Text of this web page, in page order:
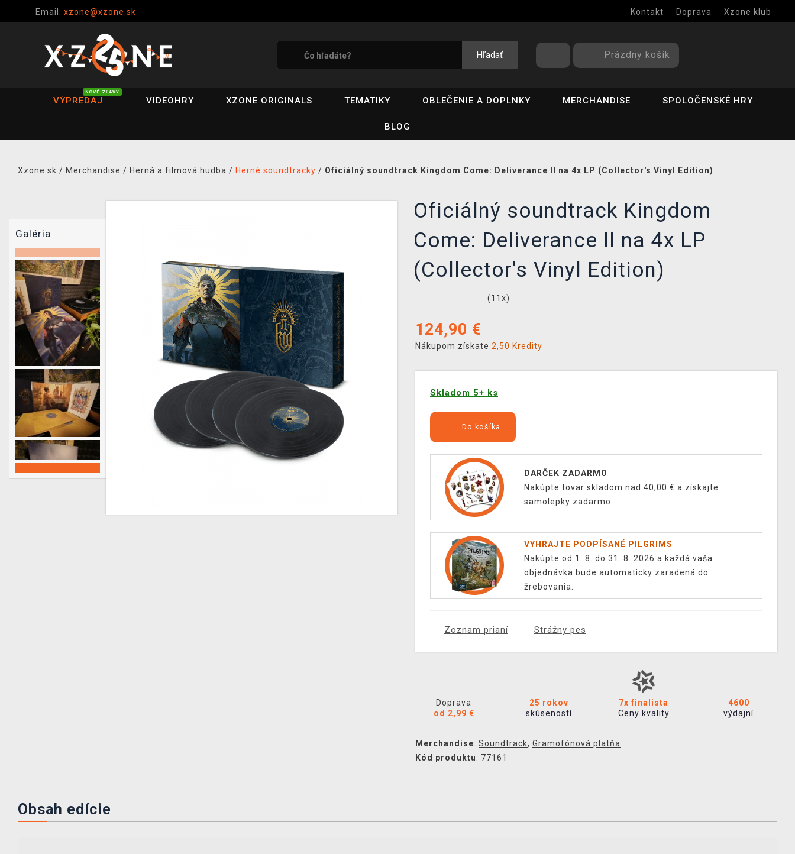
Email: xzone@xzone.sk Kontakt Doprava Xzone klub
Hľadať Prázdny košík
VÝPREDAJ
NOVÉ ZĽAVY
VIDEOHRY XZONE ORIGINALS TEMATIKY OBLEČENIE A DOPLNKY MERCHANDISE SPOLOČENSKÉ HRY
BLOG
Xzone.sk / Merchandise / Herná a filmová hudba / Herné soundtracky / Oficiálný soundtrack Kingdom Come: Deliverance II na 4x LP (Collector's Vinyl Edition)
Galéria
Oficiálný soundtrack Kingdom
Come: Deliverance II na 4x LP
(Collector's Vinyl Edition)
(11 x)
124,90 €
Nákupom získate 2,50 Kredity
Skladom 5+ ks
Do košíka
DARČEK ZADARMO
Nakúpte tovar skladom nad 40,00 € a získajte
samolepky zadarmo.
VYHRAJTE PODPÍSANÉ PILGRIMS
Nakúpte od 1. 8. do 31. 8. 2026 a každá vaša
objednávka bude automaticky zaradená do
žrebovania.
Zoznam prianí Strážny pes
Doprava
od 2,99 €
25 rokov
skúseností
7x finalista
Ceny kvality
4600
výdajní
Merchandise: Soundtrack, Gramofónová platňa
Kód produktu: 77161
Obsah edície